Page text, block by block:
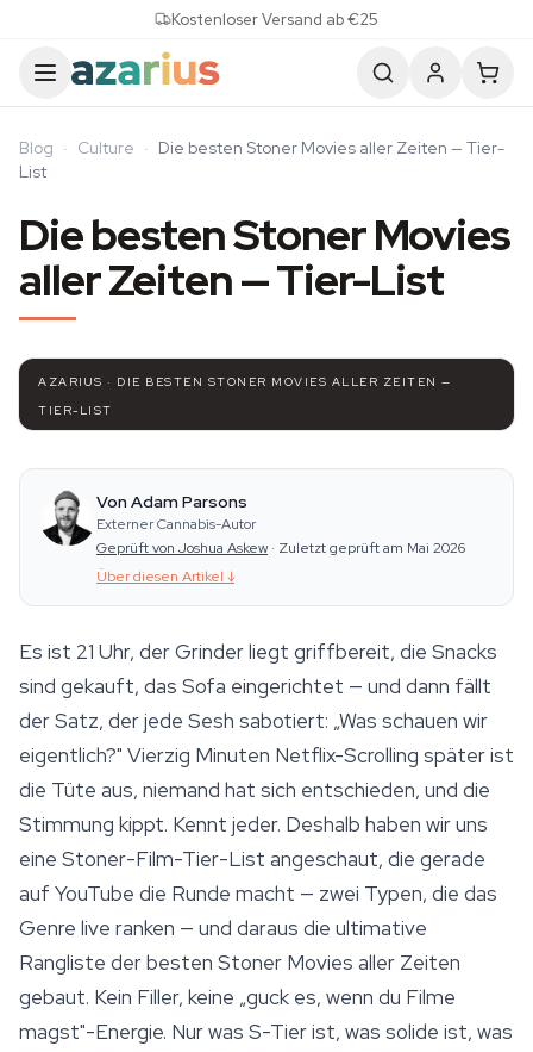
Kostenloser Versand ab €25
Blog · Culture · Die besten Stoner Movies aller Zeiten — Tier-
List
Die besten Stoner Movies
aller Zeiten — Tier-List
AZARIUS · DIE BESTEN STONER MOVIES ALLER ZEITEN —
TIER-LIST
Von Adam Parsons
Externer Cannabis-Autor
Geprüft von Joshua Askew · Zuletzt geprüft am Mai 2026
Über diesen Artikel ↓
Es ist 21 Uhr, der Grinder liegt griffbereit, die Snacks
sind gekauft, das Sofa eingerichtet — und dann fällt
der Satz, der jede Sesh sabotiert: „Was schauen wir
eigentlich?" Vierzig Minuten Netflix-Scrolling später ist
die Tüte aus, niemand hat sich entschieden, und die
Stimmung kippt. Kennt jeder. Deshalb haben wir uns
eine Stoner-Film-Tier-List angeschaut, die gerade
auf YouTube die Runde macht — zwei Typen, die das
Genre live ranken — und daraus die ultimative
Rangliste der besten Stoner Movies aller Zeiten
gebaut. Kein Filler, keine „guck es, wenn du Filme
magst"-Energie. Nur was S-Tier ist, was solide ist, was